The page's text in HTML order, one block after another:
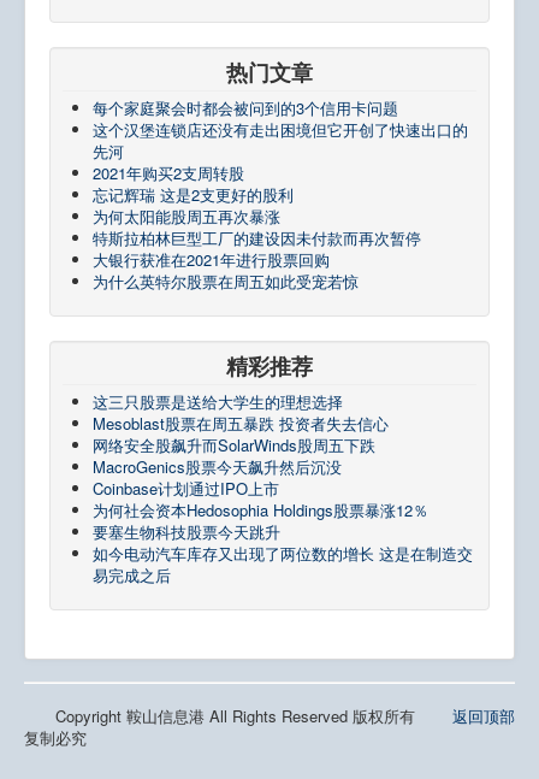
热门文章
每个家庭聚会时都会被问到的3个信用卡问题
这个汉堡连锁店还没有走出困境但它开创了快速出口的
先河
2021年购买2支周转股
忘记辉瑞 这是2支更好的股利
为何太阳能股周五再次暴涨
特斯拉柏林巨型工厂的建设因未付款而再次暂停
大银行获准在2021年进行股票回购
为什么英特尔股票在周五如此受宠若惊
精彩推荐
这三只股票是送给大学生的理想选择
Mesoblast股票在周五暴跌 投资者失去信心
网络安全股飙升而SolarWinds股周五下跌
MacroGenics股票今天飙升然后沉没
Coinbase计划通过IPO上市
为何社会资本Hedosophia Holdings股票暴涨12％
要塞生物科技股票今天跳升
如今电动汽车库存又出现了两位数的增长 这是在制造交
易完成之后
返回顶部
Copyright 鞍山信息港 All Rights Reserved 版权所有
复制必究